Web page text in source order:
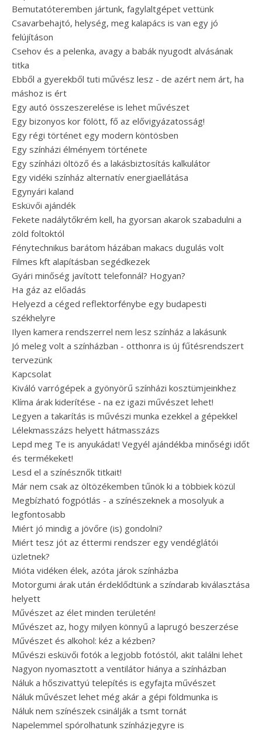
Bemutatóteremben jártunk, fagylaltgépet vettünk
Csavarbehajtó, helység, meg kalapács is van egy jó
felújításon
Csehov és a pelenka, avagy a babák nyugodt alvásának
titka
Ebből a gyerekből tuti művész lesz - de azért nem árt, ha
máshoz is ért
Egy autó összeszerelése is lehet művészet
Egy bizonyos kor fölött, fő az elővigyázatosság!
Egy régi történet egy modern köntösben
Egy színházi élményem története
Egy színházi öltöző és a lakásbiztosítás kalkulátor
Egy vidéki színház alternatív energiaellátása
Egynyári kaland
Esküvői ajándék
Fekete nadálytőkrém kell, ha gyorsan akarok szabadulni a
zöld foltoktól
Fénytechnikus barátom házában makacs dugulás volt
Filmes kft alapításban segédkezek
Gyári minőség javított telefonnál? Hogyan?
Ha gáz az előadás
Helyezd a céged reflektorfénybe egy budapesti
székhelyre
Ilyen kamera rendszerrel nem lesz színház a lakásunk
Jó meleg volt a színházban - otthonra is új fűtésrendszert
tervezünk
Kapcsolat
Kiváló varrógépek a gyönyörű színházi kosztümjeinkhez
Klíma árak kiderítése - na ez igazi művészet lehet!
Legyen a takarítás is művészi munka ezekkel a gépekkel
Lélekmasszázs helyett hátmasszázs
Lepd meg Te is anyukádat! Vegyél ajándékba minőségi időt
és termékeket!
Lesd el a színésznők titkait!
Már nem csak az öltözékemben tűnök ki a többiek közül
Megbízható fogpótlás - a színészeknek a mosolyuk a
legfontosabb
Miért jó mindig a jövőre (is) gondolni?
Miért tesz jót az éttermi rendszer egy vendéglátói
üzletnek?
Mióta vidéken élek, azóta járok színházba
Motorgumi árak után érdeklődtünk a színdarab kiválasztása
helyett
Művészet az élet minden területén!
Művészet az, hogy milyen könnyű a laprugó beszerzése
Művészet és alkohol: kéz a kézben?
Művészi esküvői fotók a legjobb fotóstól, akit találni lehet
Nagyon nyomasztott a ventilátor hiánya a színházban
Náluk a hőszivattyú telepítés is egyfajta művészet
Náluk művészet lehet még akár a gépi földmunka is
Náluk nem színészek csinálják a tsmt tornát
Napelemmel spórolhatunk színházjegyre is